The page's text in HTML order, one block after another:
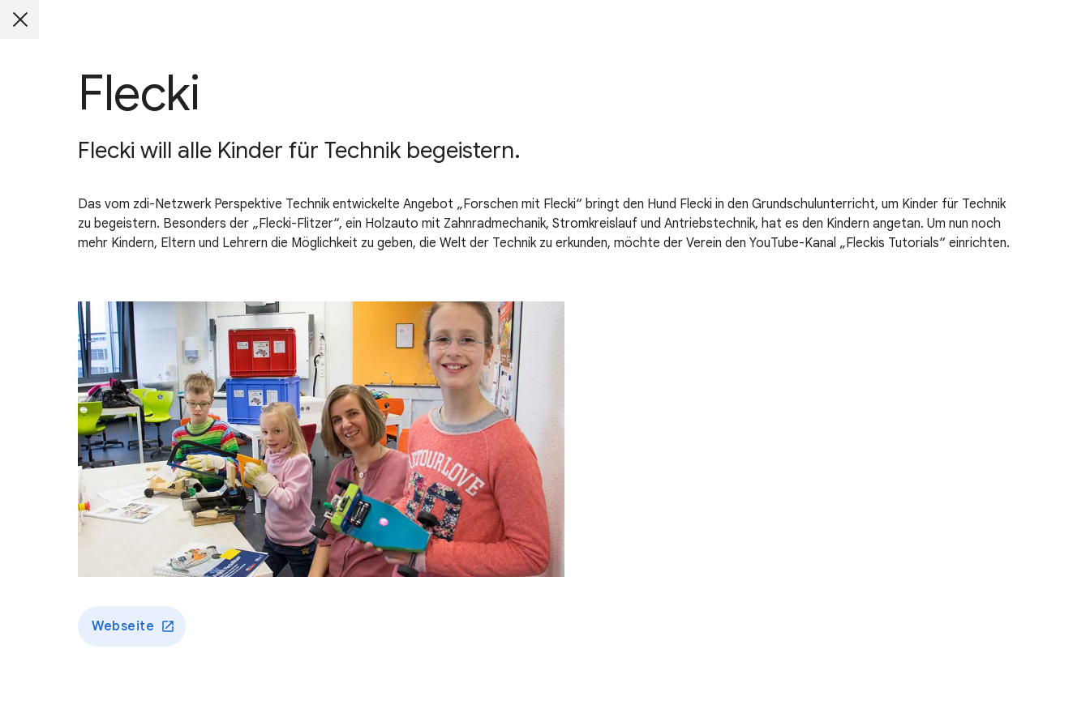
Flecki
Flecki will alle Kinder für Technik begeistern.
Das vom zdi-Netzwerk Perspektive Technik entwickelte Angebot „Forschen mit Flecki“ bringt den Hund Flecki in den Grundschulunterricht, um Kinder für Technik
zu begeistern. Besonders der „Flecki-Flitzer“, ein Holzauto mit Zahnradmechanik, Stromkreislauf und Antriebstechnik, hat es den Kindern angetan. Um nun noch
mehr Kindern, Eltern und Lehrern die Möglichkeit zu geben, die Welt der Technik zu erkunden, möchte der Verein den YouTube-Kanal „Fleckis Tutorials“ einrichten.
Webseite